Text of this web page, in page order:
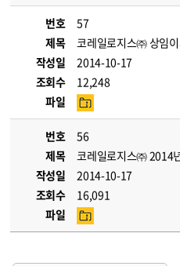
번호
57
제목
코레일로지스㈜ 상임
작성일
2014-10-17
조회수
12,248
파일
번호
56
제목
코레일로지스㈜ 2014
작성일
2014-10-17
조회수
16,091
파일